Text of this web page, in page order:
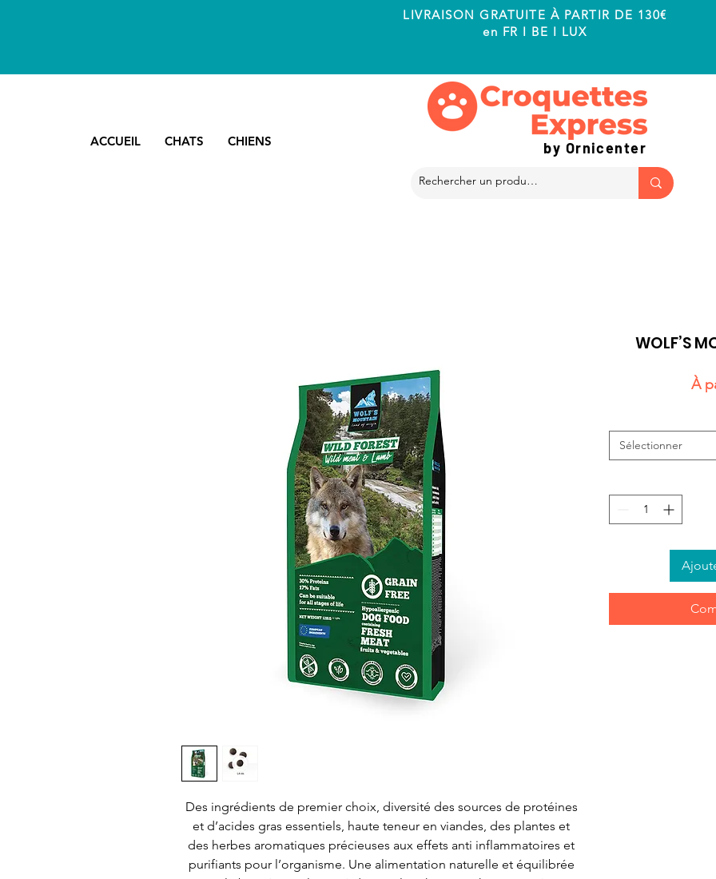
LIVRAISON GRATUITE À PARTIR DE 130€
en FR I BE I LUX
CHIENS
CHATS
ACCUEIL by Ornicenter
Des ingrédients de premier choix, diversité des sources de protéines
et d’acides gras essentiels, haute teneur en viandes, des plantes et
des herbes aromatiques précieuses aux effets anti inflammatoires et
purifiants pour l’organisme. Une alimentation naturelle et équilibrée
WOLF’S
À
Sélectionner